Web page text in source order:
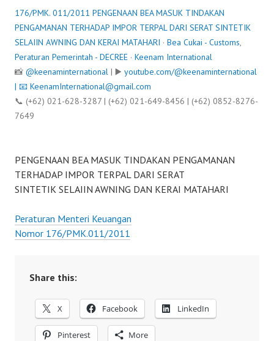
176/PMK. 011/2011 PENGENAAN BEA MASUK TINDAKAN
PENGAMANAN TERHADAP IMPOR TERPAL DARI SERAT SINTETIK
SELAIIN AWNING DAN KERAI MATAHARI · Bea Cukai - Customs,
Peraturan Pemerintah - DECREE · Keenam International
📸 @keenaminternational | ▶️ youtube.com/@keenaminternational
| 📧 KeenamInternational@gmail.com
📞 (+62) 021-628-3287 | (+62) 021-649-8456 | (+62) 0852-8276-
7649
PENGENAAN BEA MASUK TINDAKAN PENGAMANAN
TERHADAP IMPOR TERPAL DARI SERAT
SINTETIK SELAIIN AWNING DAN KERAI MATAHARI
Peraturan Menteri Keuangan
Nomor 176/PMK.011/2011
Share this:
X Facebook LinkedIn
Pinterest More